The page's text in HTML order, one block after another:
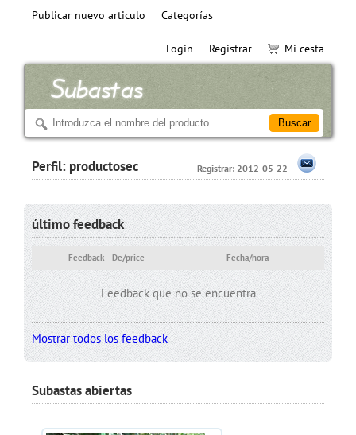
Publicar nuevo articulo Categorías
Login Registrar Mi cesta
Registrar: 2012-05-22
Perfil: productosec
último feedback
Feedback De/price Fecha/hora
Feedback que no se encuentra
Mostrar todos los feedback
Subastas abiertas